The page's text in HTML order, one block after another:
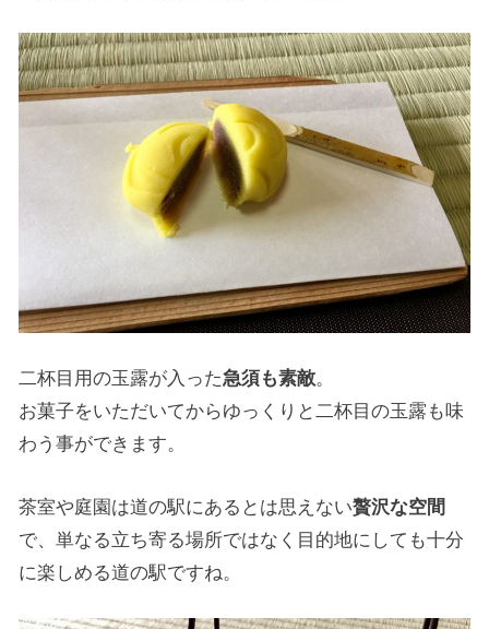
二杯目用の玉露が入った急須も素敵。
お菓子をいただいてからゆっくりと二杯目の玉露も味
わう事ができます。
茶室や庭園は道の駅にあるとは思えない贅沢な空間
で、単なる立ち寄る場所ではなく目的地にしても十分
に楽しめる道の駅ですね。